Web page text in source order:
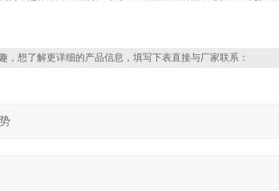
，想了解更详细的产品信息，填写下表直接与厂家联系：